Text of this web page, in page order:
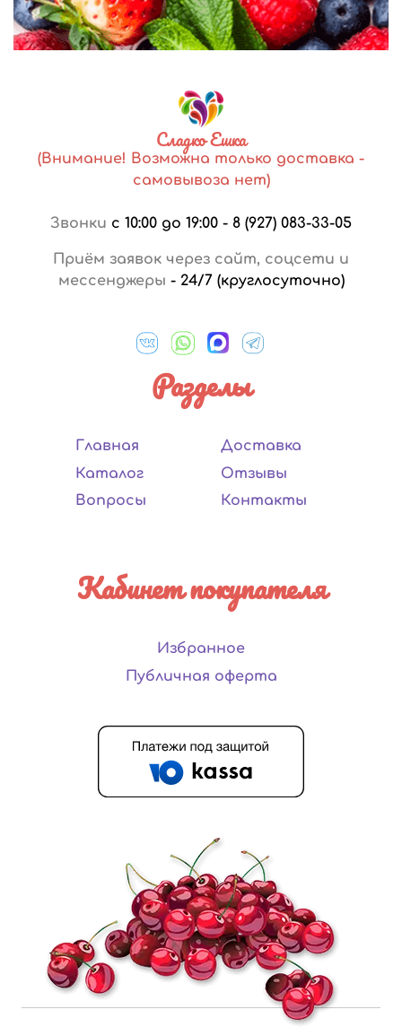
Сладко Ешка
(Внимание! Возможна только доставка -
самовывоза нет)
Звонки с 10:00 до 19:00 - 8 (927) 083-33-05
Приём заявок через сайт, соцсети и
мессенджеры - 24/7 (круглосуточно)
Разделы
Главная
Каталог
Вопросы
Доставка
Отзывы
Контакты
Кабинет покупателя
Избранное
Публичная оферта